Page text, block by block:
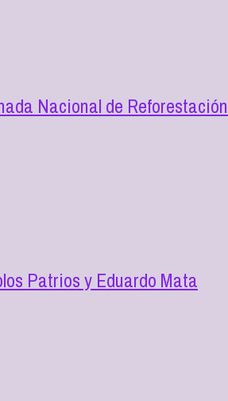
Nacional de
Patrios y Eduardo Mata